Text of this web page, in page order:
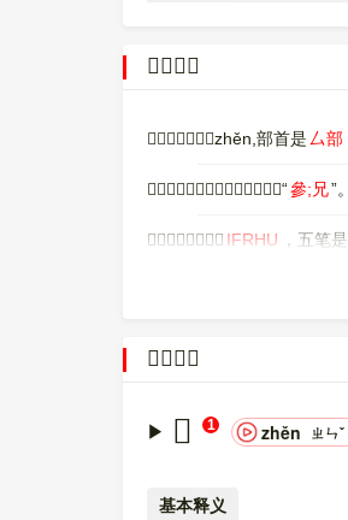
𠬓字概述
〔𠬓〕字拼音是zhěn,部首是 厶部
〔𠬓〕字是左右结构，可拆字为“參;兄”。
〔𠬓〕字仓颉码是 IFRHU ，五笔是
𠬓的意思
𠬓 1 zhěn ㄓㄣˇ
基本释义